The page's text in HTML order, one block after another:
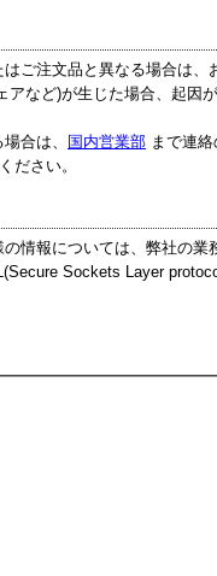
ご注文品と異なる場合は
アなど)が生じた場合、起
合は、
国内営業部 まで連
ださい。
情報については、弊社の
Sockets Layer